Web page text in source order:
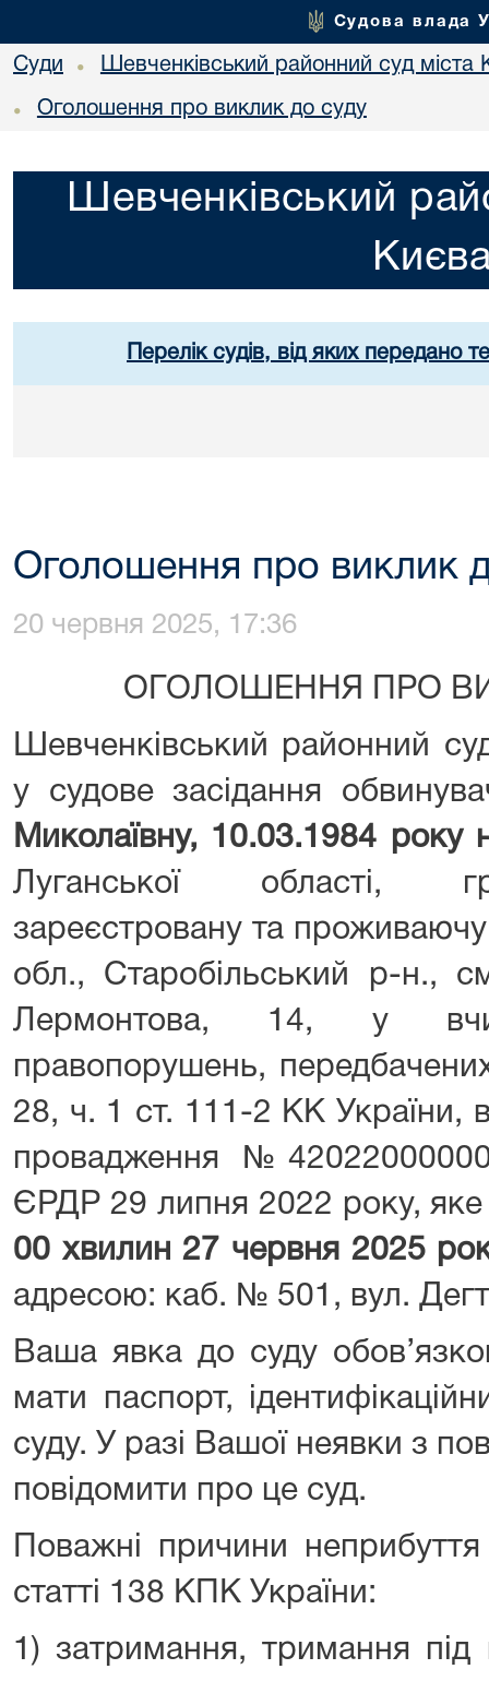
Судова влада
Суди • Шевченківський районний суд міста
• Оголошення про виклик до суду
Шевченківський
Перелік судів, від яких передано
Оголошення про виклик
20 червня 2025, 17:36
ОГОЛОШЕННЯ ПРО
Шевченківський районний
у судове засідання
Миколаївну, 10.03.1984 року
Луганської області,
зареєстровану та
обл., Старобільський р-н.,
Лермонтова, 14, у
правопорушень,
28, ч. 1 ст. 111-2 КК України,
провадження
ЄРДР 29 липня 2022 року, яке
00 хвилин 27 червня 2025
адресою: каб. № 501, вул.
Ваша явка до суду
мати паспорт,
суду. У разі Вашої неявки з
повідомити про це суд.
Поважні причини
статті 138 КПК України:
1) затримання, тримання під